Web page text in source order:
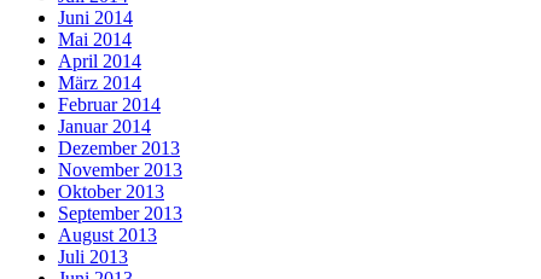
Juni 2014
Mai 2014
April 2014
März 2014
Februar 2014
Januar 2014
Dezember 2013
November 2013
Oktober 2013
September 2013
August 2013
Juli 2013